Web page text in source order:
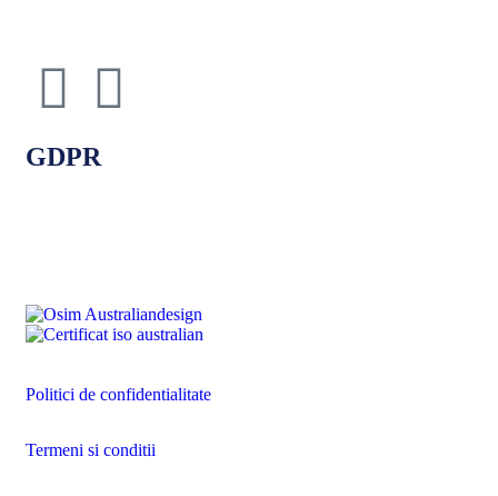
GDPR
Politici de confidentialitate
Termeni si conditii